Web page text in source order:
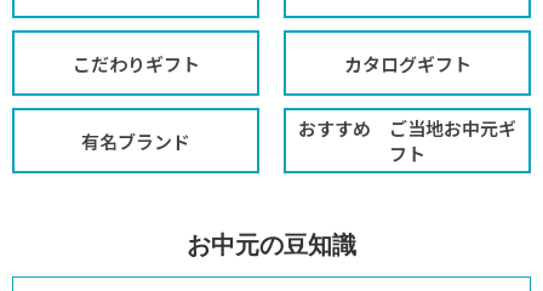
こだわりギフト カタログギフト
有名ブランド
おすすめ ご当地お中元ギ
フト
お中元の豆知識